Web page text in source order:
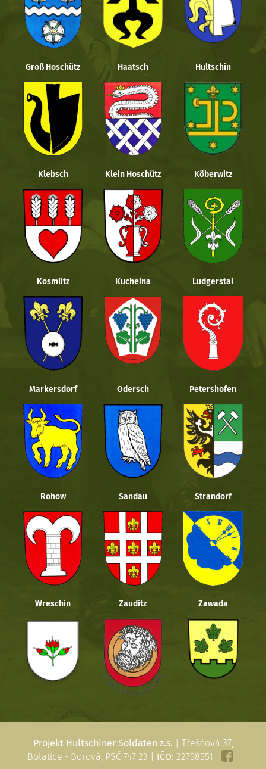
Groß Hoschütz Haatsch Hultschin
Klebsch Klein Hoschütz Köberwitz
Kosmütz Kuchelna Ludgerstal
Markersdorf Odersch Petershofen
Rohow Sandau Strandorf
Wreschin Zauditz Zawada
Projekt Hultschiner Soldaten z.s. | Třešňová 37,
Bolatice - Borová, PSČ 747 23 | IČO: 22758551